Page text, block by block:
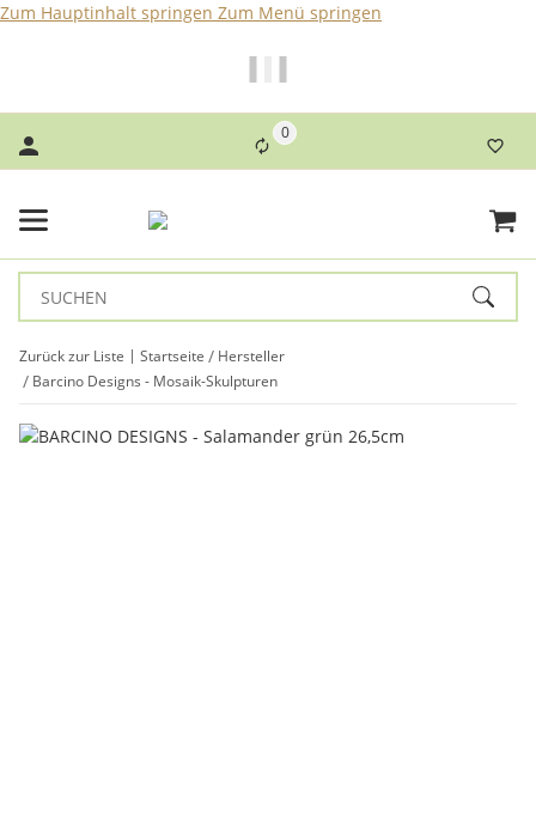
Zum Hauptinhalt springen Zum Menü springen
0
Zurück zur Liste Startseite
Hersteller
Barcino Designs - Mosaik-Skulpturen